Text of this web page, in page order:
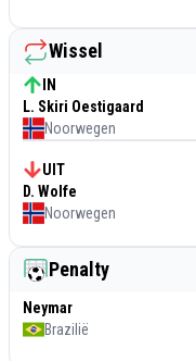
Wissel
IN
L. Skiri Oestigaard
Noorwegen
UIT
D. Wolfe
Noorwegen
Penalty
Neymar
Brazilië